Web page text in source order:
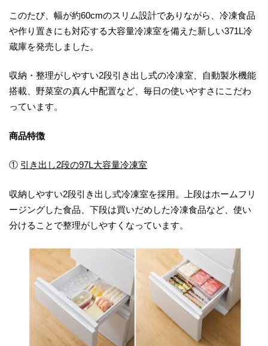
このたび、幅が約60cmのスリム設計でありながら、冷凍食品
や作り置きにも対応する大容量冷凍室を備えた新しい371L冷
蔵庫を発売しました。
収納・整理がしやすい2段引き出し式の冷凍室、自動製氷機能
搭載、野菜室の真ん中配置など、毎日の使いやすさにこだわ
っています。
商品特徴
① 引き出し2段の97L大容量冷凍室
収納しやすい2段引き出し式冷凍室を採用。上段はホームフリ
ージングした食品、下段は買いだめした冷凍食品など、使い
分けることで整理がしやすくなっています。